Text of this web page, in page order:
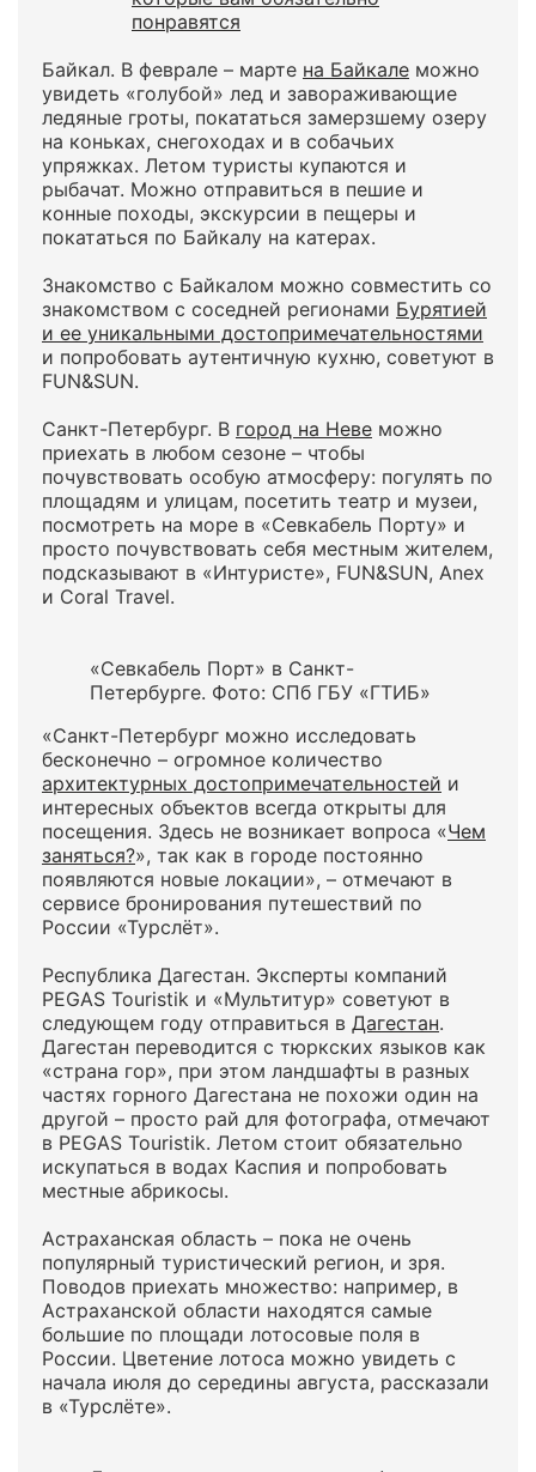
понравятся
Байкал. В феврале – марте на Байкале можно
увидеть «голубой» лед и завораживающие
ледяные гроты, покататься замерзшему озеру
на коньках, снегоходах и в собачьих
упряжках. Летом туристы купаются и
рыбачат. Можно отправиться в пешие и
конные походы, экскурсии в пещеры и
покататься по Байкалу на катерах.
Знакомство с Байкалом можно совместить со
знакомством с соседней регионами Бурятией
и ее уникальными достопримечательностями
и попробовать аутентичную кухню, советуют в
FUN&SUN.
Санкт-Петербург. В город на Неве можно
приехать в любом сезоне – чтобы
почувствовать особую атмосферу: погулять по
площадям и улицам, посетить театр и музеи,
посмотреть на море в «Севкабель Порту» и
просто почувствовать себя местным жителем,
подсказывают в «Интуристе», FUN&SUN, Anex
и Coral Travel.
«Севкабель Порт» в Санкт-
Петербурге. Фото: СПб ГБУ «ГТИБ»
«Санкт-Петербург можно исследовать
бесконечно – огромное количество
архитектурных достопримечательностей и
интересных объектов всегда открыты для
посещения. Здесь не возникает вопроса «Чем
заняться?», так как в городе постоянно
появляются новые локации», – отмечают в
сервисе бронирования путешествий по
России «Турслёт».
Республика Дагестан. Эксперты компаний
PEGAS Touristik и «Мультитур» советуют в
следующем году отправиться в Дагестан.
Дагестан переводится с тюркских языков как
«страна гор», при этом ландшафты в разных
частях горного Дагестана не похожи один на
другой – просто рай для фотографа, отмечают
в PEGAS Touristik. Летом стоит обязательно
искупаться в водах Каспия и попробовать
местные абрикосы.
Астраханская область – пока не очень
популярный туристический регион, и зря.
Поводов приехать множество: например, в
Астраханской области находятся самые
большие по площади лотосовые поля в
России. Цветение лотоса можно увидеть с
начала июля до середины августа, рассказали
в «Турслёте».